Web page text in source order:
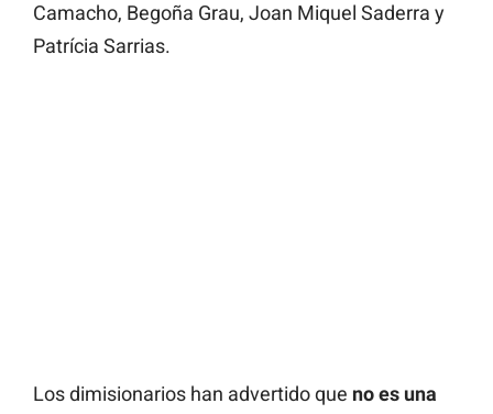
Camacho, Begoña Grau, Joan Miquel Saderra y
Patrícia Sarrias.
Los dimisionarios han advertido que no es una